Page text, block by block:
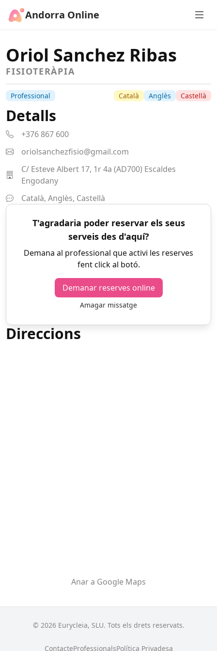
Andorra Online
Oriol Sanchez Ribas
FISIOTERÀPIA
Professional Català Anglès Castellà
Detalls
+376 867 600
oriolsanchezfisio@gmail.com
C/ Esteve Albert 17, 1r 4a (AD700) Escaldes
Engodany
Català, Anglès, Castellà
T'agradaria poder reservar els seus
serveis des d'aquí?
Demana al professional que activi les reserves
fent click al botó.
Demanar reserves online
Amagar missatge
Direccions
Anar a Google Maps
© 2026Eurycleia, SLU. Tots els drets reservats.
ContacteProfessionalsPolítica Privadesa